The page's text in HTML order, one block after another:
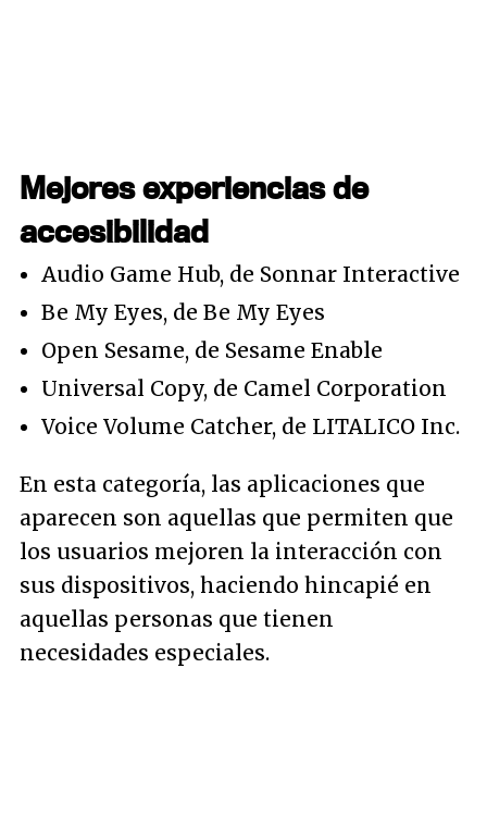
Mejores experiencias de
accesibilidad
Audio Game Hub, de Sonnar Interactive
Be My Eyes, de Be My Eyes
Open Sesame, de Sesame Enable
Universal Copy, de Camel Corporation
Voice Volume Catcher, de LITALICO Inc.
En esta categoría, las aplicaciones que
aparecen son aquellas que permiten que
los usuarios mejoren la interacción con
sus dispositivos, haciendo hincapié en
aquellas personas que tienen
necesidades especiales.